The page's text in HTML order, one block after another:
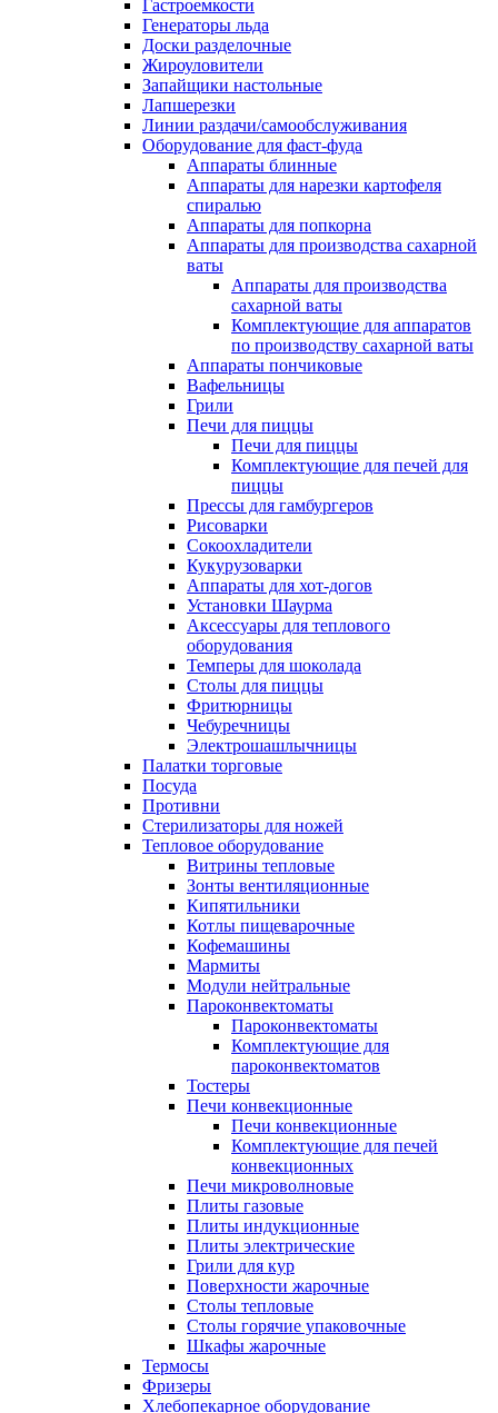
Гастроемкости
Генераторы льда
Доски разделочные
Жироуловители
Запайщики настольные
Лапшерезки
Линии раздачи/самообслуживания
Оборудование для фаст-фуда
Аппараты блинные
Аппараты для нарезки картофеля
спиралью
Аппараты для попкорна
Аппараты для производства сахарной
ваты
Аппараты для производства
сахарной ваты
Комплектующие для аппаратов
по производству сахарной ваты
Аппараты пончиковые
Вафельницы
Грили
Печи для пиццы
Печи для пиццы
Комплектующие для печей для
пиццы
Прессы для гамбургеров
Рисоварки
Сокоохладители
Кукурузоварки
Аппараты для хот-догов
Установки Шаурма
Аксессуары для теплового
оборудования
Темперы для шоколада
Столы для пиццы
Фритюрницы
Чебуречницы
Электрошашлычницы
Палатки торговые
Посуда
Противни
Стерилизаторы для ножей
Тепловое оборудование
Витрины тепловые
Зонты вентиляционные
Кипятильники
Котлы пищеварочные
Кофемашины
Мармиты
Модули нейтральные
Пароконвектоматы
Пароконвектоматы
Комплектующие для
пароконвектоматов
Тостеры
Печи конвекционные
Печи конвекционные
Комплектующие для печей
конвекционных
Печи микроволновые
Плиты газовые
Плиты индукционные
Плиты электрические
Грили для кур
Поверхности жарочные
Столы тепловые
Столы горячие упаковочные
Шкафы жарочные
Термосы
Фризеры
Хлебопекарное оборудование